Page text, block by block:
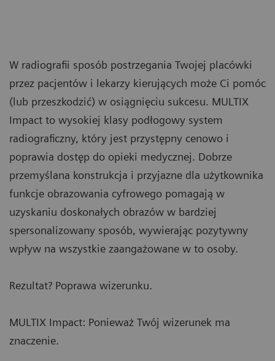
W radiografii sposób postrzegania Twojej placówki
przez pacjentów i lekarzy kierujących może Ci pomóc
(lub przeszkodzić) w osiągnięciu sukcesu. MULTIX
Impact to wysokiej klasy podłogowy system
radiograficzny, który jest przystępny cenowo i
poprawia dostęp do opieki medycznej. Dobrze
przemyślana konstrukcja i przyjazne dla użytkownika
funkcje obrazowania cyfrowego pomagają w
uzyskaniu doskonałych obrazów w bardziej
spersonalizowany sposób, wywierając pozytywny
wpływ na wszystkie zaangażowane w to osoby.
Rezultat? Poprawa wizerunku.
MULTIX Impact: Ponieważ Twój wizerunek ma
znaczenie.